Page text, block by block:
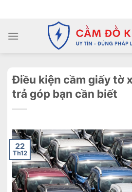
dung
Điều kiện cầm giấy tờ
trả góp bạn cần biết
22
Th12